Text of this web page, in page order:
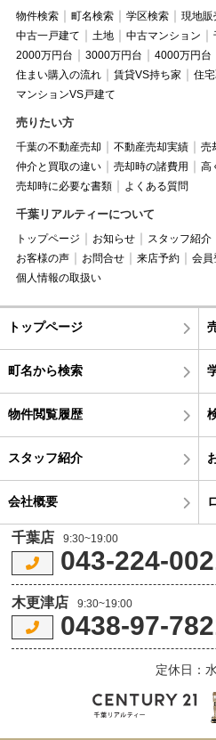
物件検索 町名検索 学区検索 現地販
中古一戸建て
土地 中古マンション
2000万円台
3000万円台 4000万円台
住まい購入の流れ
賃貸VS持ち家
住
マンションVS戸建て
売りたい方
千葉の不動産売却 不動産売却実績 売
仲介と買取の違い
売却時の諸費用
高
売却時に必要な書類
よくある質問
千葉リアルティーについて
トップページ お知らせ スタッフ紹介
お客様の声
お問合せ 来店予約 会員
個人情報の取扱い
トップページ
町名から検索
物件閲覧履歴
スタッフ紹介
会社概要
千葉店 9:30~19:00
043-224-
木更津店 9:30~19:00
0438-97-
定休日：